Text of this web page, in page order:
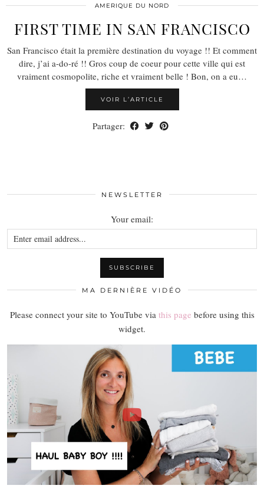
AMERIQUE DU NORD
FIRST TIME IN SAN FRANCISCO
San Francisco était la première destination du voyage !! Et comment
dire, j’ai a-do-ré !! Gros coup de coeur pour cette ville qui est
vraiment cosmopolite, riche et vraiment belle ! Bon, on a eu…
VOIR L’ARTICLE
Partager:
NEWSLETTER
Your email:
MA DERNIÈRE VIDÉO
Please connect your site to YouTube via this page before using this
widget.